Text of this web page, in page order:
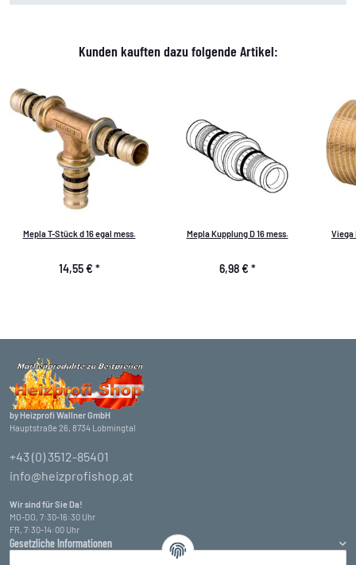
Kunden kauften dazu folgende Artikel:
Mepla T-Stück d 16 egal mess.
14,55 € *
Mepla Kupplung D 16 mess.
6,98 € *
Viega
by Heizprofi Wallner GmbH
Hauptstraße 26, 8734 Lobmingtal
+43 (0) 3512-85401
info@heizprofishop.at
Wir sind für Sie Da!
MO-DO, 7:30-16:30 Uhr
FR, 7:30-14:00 Uhr
Gesetzliche Informationen